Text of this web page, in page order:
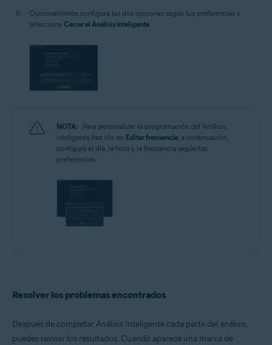
Opcionalmente, configura las dos opciones según tus preferencias y
selecciona Cerrar el Análisis inteligente
NOTA:
Para personalizar la programación del Análisis
inteligente, haz clic en Editar frecuencia; a continuación,
configura el día, la hora y la frecuencia según tus
preferencias.
Resolver los problemas encontrados
Después de completar Análisis Inteligente cada parte del análisis,
puedes revisar los resultados. Cuando aparece una marca de